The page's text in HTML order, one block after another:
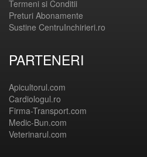
Termeni si Conditii
Preturi Abonamente
Sustine CentruInchirieri.ro
PARTENERI
Apicultorul.com
Cardiologul.ro
Firma-Transport.com
Medic-Bun.com
Veterinarul.com